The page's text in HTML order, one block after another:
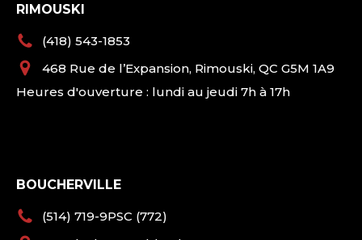
RIMOUSKI
(418) 543-1853
468 Rue de l’Expansion, Rimouski, QC G5M 1A9
Heures d'ouverture : lundi au jeudi 7h à 17h
BOUCHERVILLE
(514) 719-9PSC (772)